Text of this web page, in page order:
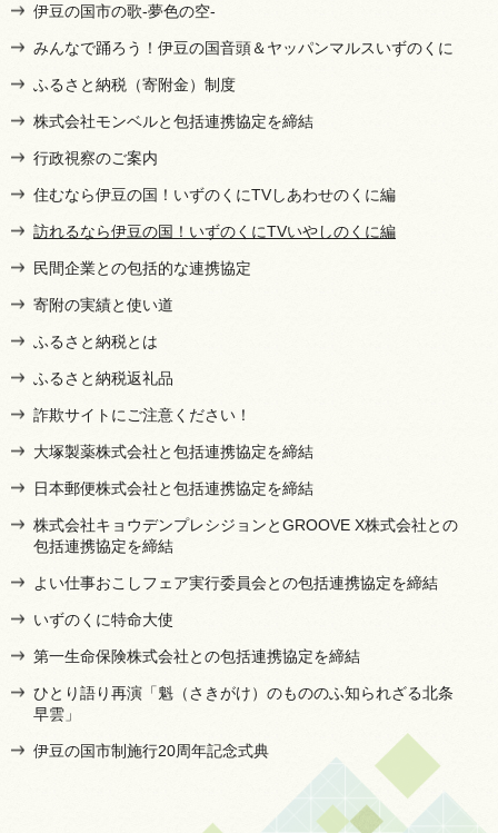
伊豆の国市の歌-夢色の空-
みんなで踊ろう！伊豆の国音頭＆ヤッパンマルスいずのくに
ふるさと納税（寄附金）制度
株式会社モンベルと包括連携協定を締結
行政視察のご案内
住むなら伊豆の国！いずのくにTVしあわせのくに編
訪れるなら伊豆の国！いずのくにTVいやしのくに編
民間企業との包括的な連携協定
寄附の実績と使い道
ふるさと納税とは
ふるさと納税返礼品
詐欺サイトにご注意ください！
大塚製薬株式会社と包括連携協定を締結
日本郵便株式会社と包括連携協定を締結
株式会社キョウデンプレシジョンとGROOVE X株式会社との
包括連携協定を締結
よい仕事おこしフェア実行委員会との包括連携協定を締結
いずのくに特命大使
第一生命保険株式会社との包括連携協定を締結
ひとり語り再演「魁（さきがけ）のもののふ知られざる北条
早雲」
伊豆の国市制施行20周年記念式典